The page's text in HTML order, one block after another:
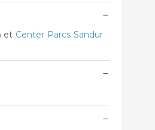
−
et Center Parcs Sandur
−
−